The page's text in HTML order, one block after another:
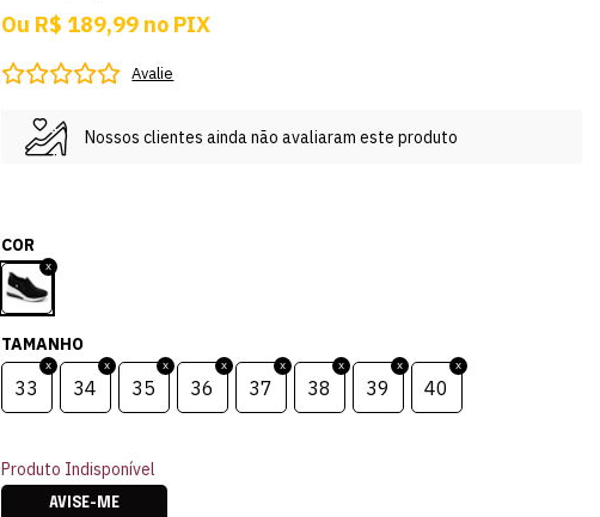
Ou R$ 189,99 no PIX
Avalie
Nossos clientes ainda não avaliaram este produto
COR
TAMANHO
33 34 35 36 37 38 39 40
Produto Indisponível
AVISE-ME